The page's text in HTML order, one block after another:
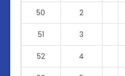
50 2
51 3
52 4